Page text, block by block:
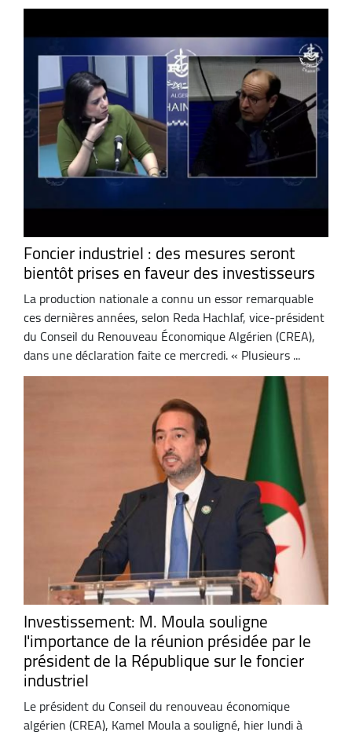
Foncier industriel : des mesures seront
bientôt prises en faveur des investisseurs
La production nationale a connu un essor remarquable
ces dernières années, selon Reda Hachlaf, vice-président
du Conseil du Renouveau Économique Algérien (CREA),
dans une déclaration faite ce mercredi. « Plusieurs ...
Investissement: M. Moula souligne
l'importance de la réunion présidée par le
président de la République sur le foncier
industriel
Le président du Conseil du renouveau économique
algérien (CREA), Kamel Moula a souligné, hier lundi à